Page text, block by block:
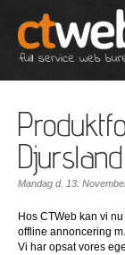
Djursland
Mandag d. 13.
Hos CTWeb kan vi
offline annoncering
Vi har opsat vores